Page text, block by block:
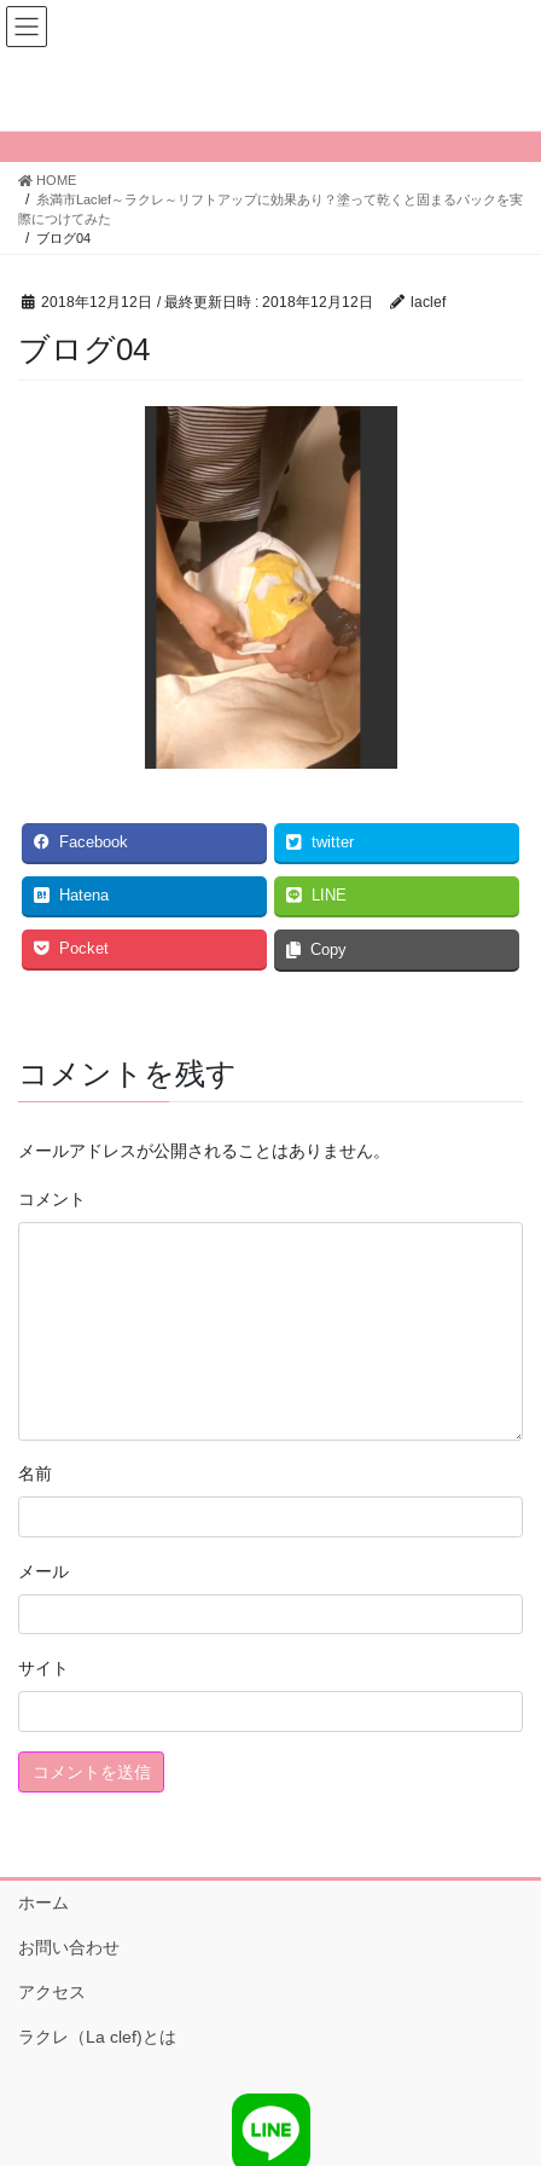
コ
ン
へ
ス
ナ
ビ
ョ
ン
HOME
糸満市Laclef～ラクレ～リフトアップに効果あり？塗って乾くと固まるパックを実
際につけてみた
ブログ04
2018年12月12日 / 最終更新日時 : 2018年12月12日 laclef
ブログ04
Facebook twitter
Hatena LINE
Pocket Copy
コメントを残す
メールアドレスが公開されることはありません。
コメント
名前
メール
サイト
ホーム
お問い合わせ
アクセス
ラクレ（La clef)とは